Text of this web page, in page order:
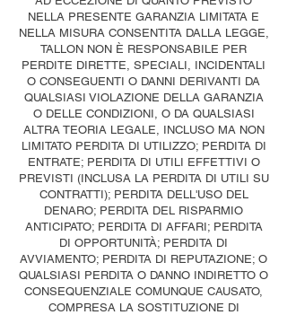
NELLA PRESENTE GARANZIA LIMITATA E
NELLA MISURA CONSENTITA DALLA LEGGE,
TALLON NON È RESPONSABILE PER
PERDITE DIRETTE, SPECIALI, INCIDENTALI
O CONSEGUENTI O DANNI DERIVANTI DA
QUALSIASI VIOLAZIONE DELLA GARANZIA
O DELLE CONDIZIONI, O DA QUALSIASI
ALTRA TEORIA LEGALE, INCLUSO MA NON
LIMITATO PERDITA DI UTILIZZO; PERDITA DI
ENTRATE; PERDITA DI UTILI EFFETTIVI O
PREVISTI (INCLUSA LA PERDITA DI UTILI SU
CONTRATTI); PERDITA DELL'USO DEL
DENARO; PERDITA DEL RISPARMIO
ANTICIPATO; PERDITA DI AFFARI; PERDITA
DI OPPORTUNITÀ; PERDITA DI
AVVIAMENTO; PERDITA DI REPUTAZIONE; O
QUALSIASI PERDITA O DANNO INDIRETTO O
CONSEQUENZIALE COMUNQUE CAUSATO,
COMPRESA LA SOSTITUZIONE DI